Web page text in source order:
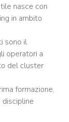
nasce con
in ambito
sono il
operatori a
del cluster
formazione,